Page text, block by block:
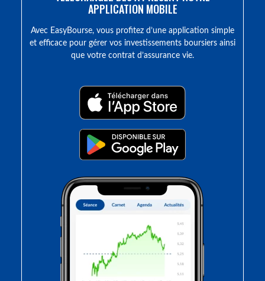
APPLICATION MOBILE
Avec EasyBourse, vous profitez d’une application simple
et efficace pour gérer vos investissements boursiers ainsi
que votre contrat d’assurance vie.